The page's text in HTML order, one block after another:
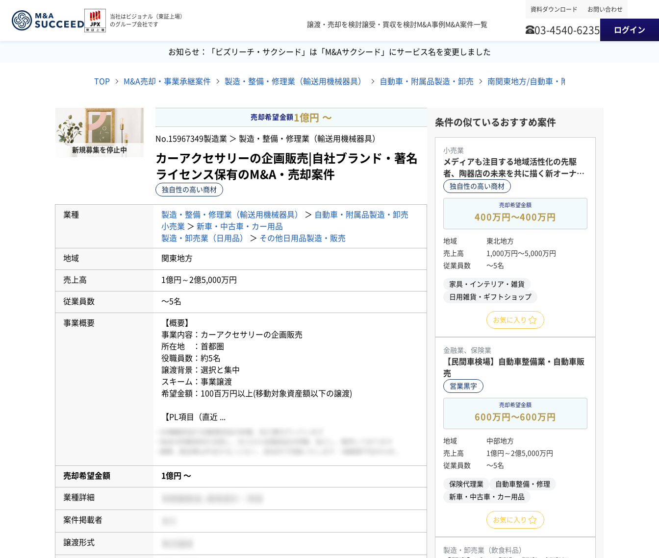
当社はビジョナル（東証上場）
のグループ会社です
譲渡・売却を検討譲受・買収を検討M&A事例 M&A案件一覧
資料ダウンロード お問い合わせ
03-4540-6235 ログイン
お知らせ：「ビズリーチ・サクシード」は「M&Aサクシード」にサービス名を変更しました
TOP M&A売却・事業承継案件 製造・整備・修理業（輸送用機械器具） 自動車・附属品製造・卸売
新規募集を停止中
売却希望金額 1億円 〜
No.15967349製造業 ＞ 製造・整備・修理業（輸送用機械器具）
カーアクセサリーの企画販売|自社ブランド・著名
ライセンス保有のM&A・売却案件
独自性の高い商材
業種 製造・整備・修理業（輸送用機械器具） ＞ 自動車・附属品製造・卸売
小売業 ＞ 新車・中古車・カー用品
製造・卸売業（日用品）
＞ その他日用品製造・販売
地域 関東地方
売上高 1億円～2億5,000万円
従業員数 〜5名
事業概要
【概要】
事業内容：カーアクセサリーの企画販売
所在地 ：首都圏
役職員数：約5名
譲渡背景：選択と集中
スキーム：事業譲渡
希望金額：100百万円以上(移動対象資産額以下の譲渡)
【PL項目（直近
売却希望金額 1億円 〜
業種詳細
案件掲載者
譲渡形式
条件の似ているおすすめ案件
小売業
メディアも注目する地域活性化の先駆
者、陶器店の未来を共に描く新オーナー
募集
独自性の高い商材
売却希望金額
400万円〜400万円
地域
東北地方
売上高
1,000万円〜5,000万円
従業員数
〜5名
家具・インテリア・雑貨
日用雑貨・ギフトショップ
お気に入り
金融業、保険業
【民間車検場】自動車整備業・自動車販
売
営業黒字
売却希望金額
600万円〜600万円
地域
中部地方
売上高
1億円～2億5,000万円
従業員数
〜5名
保険代理業
自動車整備・修理
新車・中古車・カー用品
お気に入り
製造・卸売業（飲食料品）